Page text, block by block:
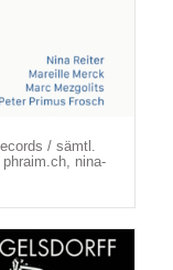
/ sämtl.
nina-